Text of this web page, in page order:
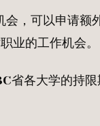
，可以申请
业的工作机会。
省各大学的持